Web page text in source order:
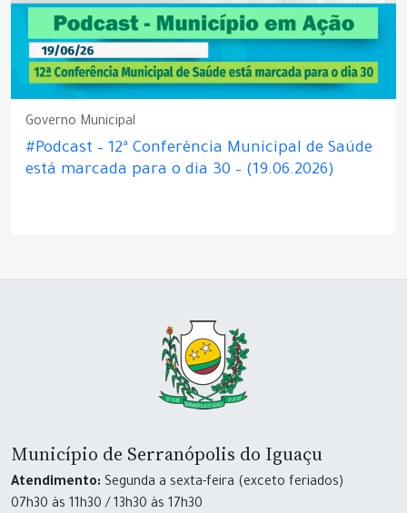
Governo Municipal
#Podcast – 12ª Conferência Municipal de Saúde
está marcada para o dia 30 – (19.06.2026)
Município de Serranópolis do Iguaçu
Atendimento: Segunda a sexta-feira (exceto feriados)
07h30 às 11h30 / 13h30 às 17h30